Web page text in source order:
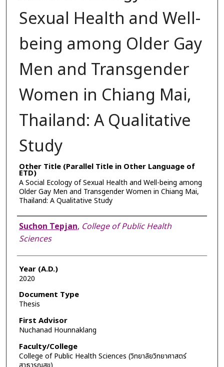
Sexual Health and Well-
being among Older Gay
Men and Transgender
Women in Chiang Mai,
Thailand: A Qualitative
Study
Other Title (Parallel Title in Other Language of
ETD)
A Social Ecology of Sexual Health and Well-being among
Older Gay Men and Transgender Women in Chiang Mai,
Thailand: A Qualitative Study
Author
Suchon Tepjan, College of Public Health
Sciences
Year (A.D.)
2020
Document Type
Thesis
First Advisor
Nuchanad Hounnaklang
Faculty/College
College of Public Health Sciences (วิทยาลัยวิทยาศาสตร์